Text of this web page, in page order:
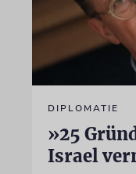
DIPLOMATIE
»25
Israel